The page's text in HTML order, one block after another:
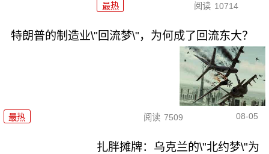
最热 阅读 10714
特朗普的制造业\"回流梦\"，为何成了回流东大？
最热 阅读 7509 08-05
扎胖摊牌：乌克兰的\"北约梦\"为